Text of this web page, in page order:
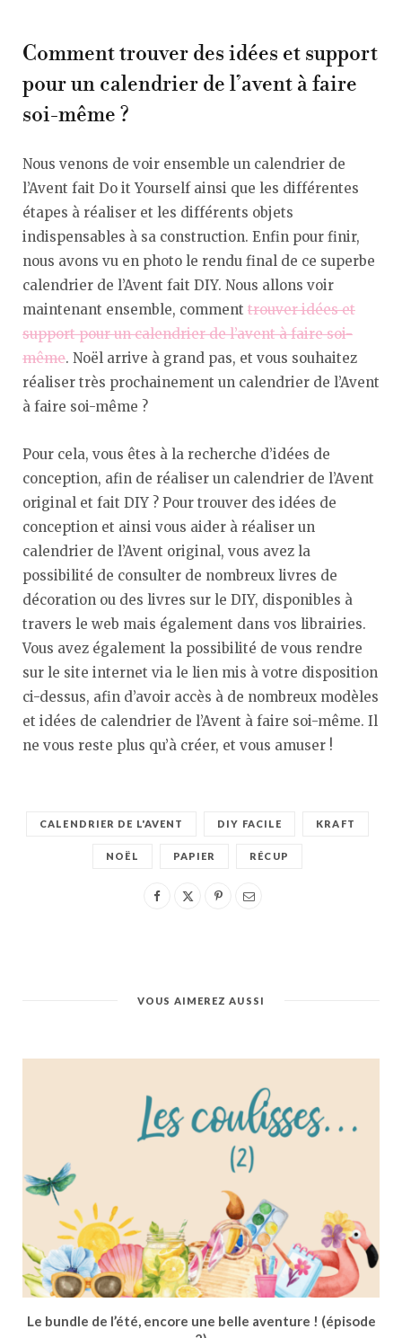
Comment trouver des idées et support
pour un calendrier de l’avent à faire
soi-même ?
Nous venons de voir ensemble un calendrier de
l’Avent fait Do it Yourself ainsi que les différentes
étapes à réaliser et les différents objets
indispensables à sa construction. Enfin pour finir,
nous avons vu en photo le rendu final de ce superbe
calendrier de l’Avent fait DIY. Nous allons voir
maintenant ensemble, comment trouver idées et
support pour un calendrier de l’avent à faire soi-
même. Noël arrive à grand pas, et vous souhaitez
réaliser très prochainement un calendrier de l’Avent
à faire soi-même ?
Pour cela, vous êtes à la recherche d’idées de
conception, afin de réaliser un calendrier de l’Avent
original et fait DIY ? Pour trouver des idées de
conception et ainsi vous aider à réaliser un
calendrier de l’Avent original, vous avez la
possibilité de consulter de nombreux livres de
décoration ou des livres sur le DIY, disponibles à
travers le web mais également dans vos librairies.
Vous avez également la possibilité de vous rendre
sur le site internet via le lien mis à votre disposition
ci-dessus, afin d’avoir accès à de nombreux modèles
et idées de calendrier de l’Avent à faire soi-même. Il
ne vous reste plus qu’à créer, et vous amuser !
CALENDRIER DE L'AVENT DIY FACILE KRAFT
NOËL PAPIER RÉCUP
VOUS AIMEREZ AUSSI
Le bundle de l’été, encore une belle aventure ! (épisode